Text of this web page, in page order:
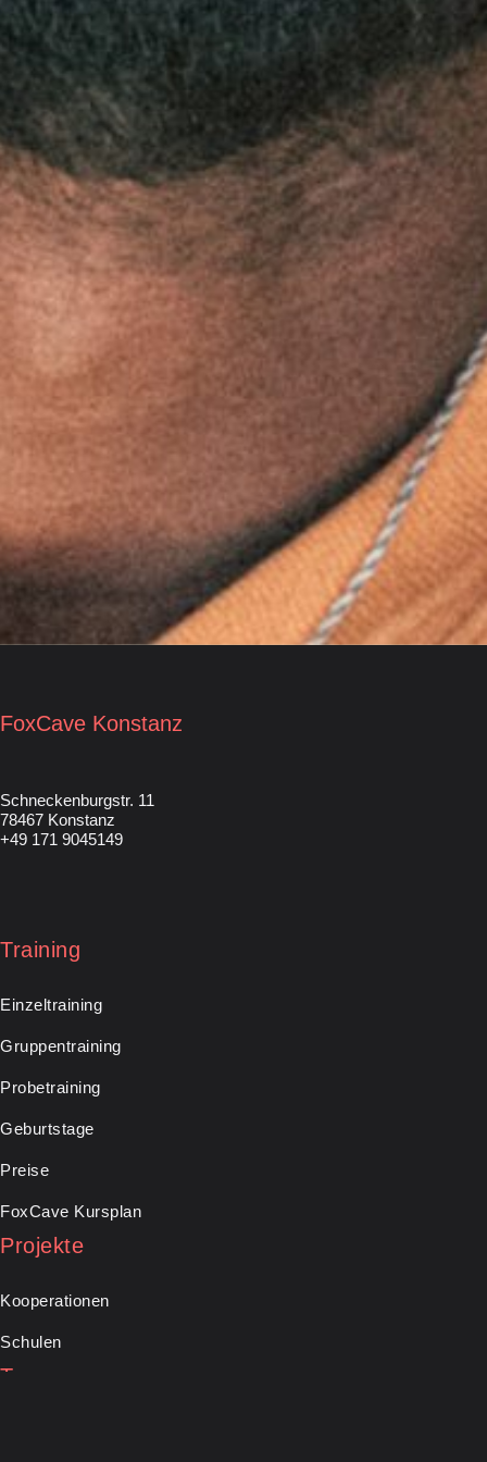
FoxCave Konstanz
Schneckenburgstr. 11
78467 Konstanz
+49 171 9045149
Training
Einzeltraining
Gruppentraining
Probetraining
Geburtstage
Preise
FoxCave Kursplan
Projekte
Kooperationen
Schulen
Team